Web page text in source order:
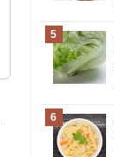
5
6